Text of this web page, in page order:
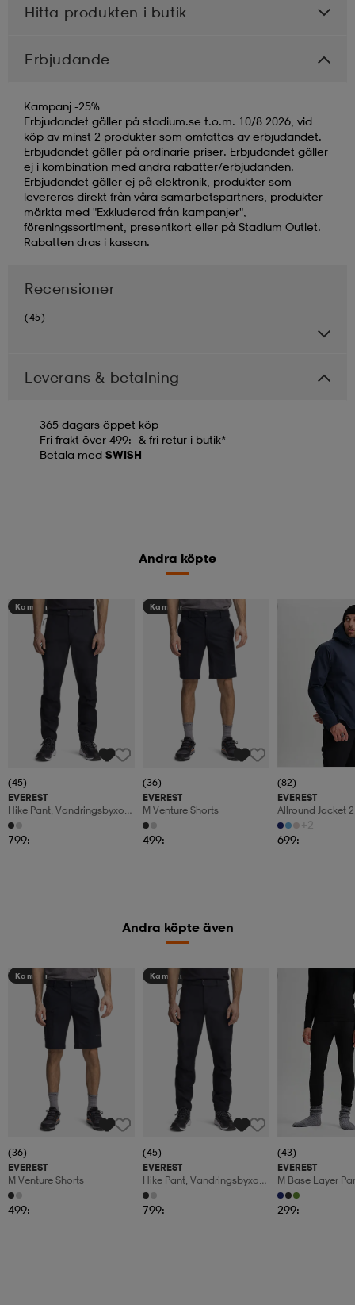
Hitta produkten i butik
Erbjudande
Kampanj -25%
Erbjudandet gäller på stadium.se t.o.m. 10/8 2026, vid
köp av minst 2 produkter som omfattas av erbjudandet.
Erbjudandet gäller på ordinarie priser. Erbjudandet gäller
ej i kombination med andra rabatter/erbjudanden.
Erbjudandet gäller ej på elektronik, produkter som
levereras direkt från våra samarbetspartners, produkter
märkta med "Exkluderad från kampanjer",
föreningssortiment, presentkort eller på Stadium Outlet.
Rabatten dras i kassan.
Recensioner
(45)
Leverans & betalning
365 dagars öppet köp
Fri frakt över 499:- & fri retur i butik*
Betala med SWISH
Andra köpte
Kampanj -25%
(45)
EVEREST
Hike Pant, Vandringsbyxor,
Herr
799:-
Kampanj -25%
(36)
EVEREST
M Venture Shorts
499:-
(82)
EVEREST
Allround Jacket
Regnjacka, Herr
+2
699:-
Andra köpte även
Kampanj -25%
(36)
EVEREST
M Venture Shorts
499:-
Kampanj -25%
(45)
EVEREST
Hike Pant, Vandringsbyxor,
Herr
799:-
Kampanj -25%
(43)
EVEREST
M Base Layer
299:-